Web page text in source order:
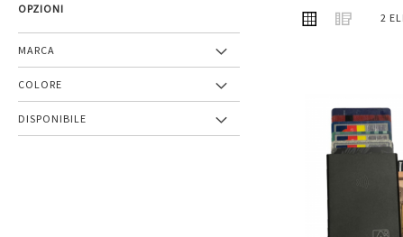
MOSTRA
COME
GrigliaLista
2
Aggiungi
preferiti
OPZIONI
MARCA
COLORE
DISPONIBILE